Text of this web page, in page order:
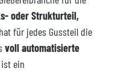
oder Strukturteil,
für jedes Gussteil die
voll automatisierte
ein